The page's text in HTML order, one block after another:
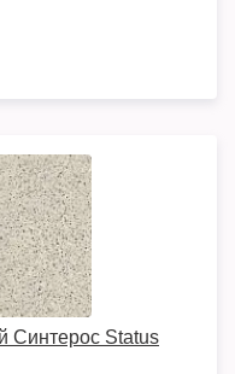
Синтерос Status